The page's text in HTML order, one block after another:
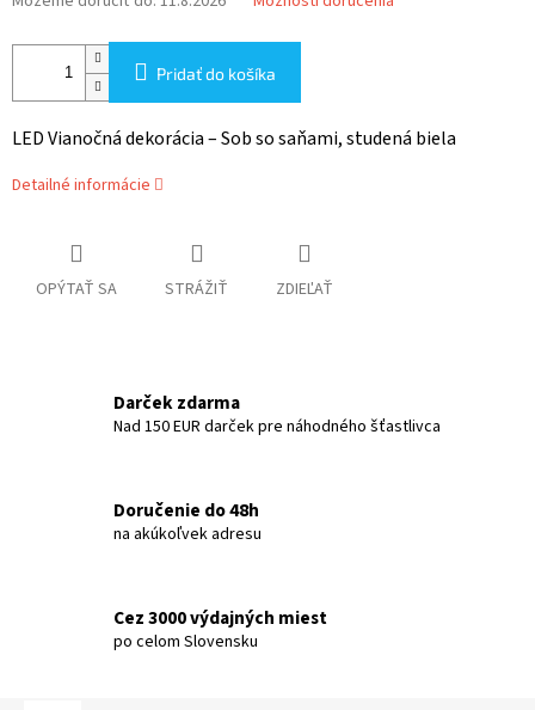
Pridať do košíka
LED Vianočná dekorácia – Sob so saňami, studená biela
Detailné informácie
OPÝTAŤ SA STRÁŽIŤ ZDIEĽAŤ
Darček zdarma
Nad 150 EUR darček pre náhodného šťastlivca
Doručenie do 48h
na akúkoľvek adresu
Cez 3000 výdajných miest
po celom Slovensku